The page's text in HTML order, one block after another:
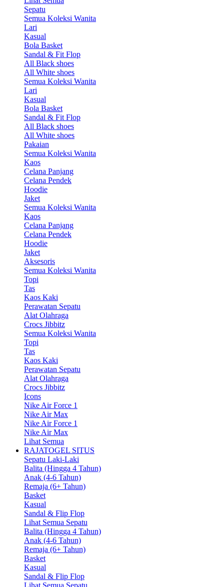
Sepatu
Semua Koleksi Wanita
Lari
Kasual
Bola Basket
Sandal & Fit Flop
All Black shoes
All White shoes
Semua Koleksi Wanita
Lari
Kasual
Bola Basket
Sandal & Fit Flop
All Black shoes
All White shoes
Pakaian
Semua Koleksi Wanita
Kaos
Celana Panjang
Celana Pendek
Hoodie
Jaket
Semua Koleksi Wanita
Kaos
Celana Panjang
Celana Pendek
Hoodie
Jaket
Aksesoris
Semua Koleksi Wanita
Topi
Tas
Kaos Kaki
Perawatan Sepatu
Alat Olahraga
Crocs Jibbitz
Semua Koleksi Wanita
Topi
Tas
Kaos Kaki
Perawatan Sepatu
Alat Olahraga
Crocs Jibbitz
Icons
Nike Air Force 1
Nike Air Max
Nike Air Force 1
Nike Air Max
Lihat Semua
RAJATOGEL SITUS
Sepatu Laki-Laki
Balita (Hingga 4 Tahun)
Anak (4-6 Tahun)
Remaja (6+ Tahun)
Basket
Kasual
Sandal & Flip Flop
Lihat Semua Sepatu
Balita (Hingga 4 Tahun)
Anak (4-6 Tahun)
Remaja (6+ Tahun)
Basket
Kasual
Sandal & Flip Flop
Lihat Semua Sepatu